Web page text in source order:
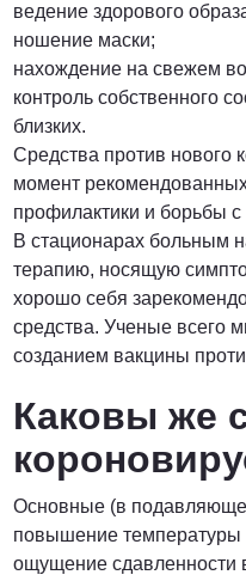
ведение здорового
ношение маски;
нахождение на свежем
контроль собственного
близких.
Средства против нового
момент
профилактики и борьбы
В стационарах больным
терапию, носящую
хорошо себя
средства. Ученые всего
созданием вакцины
Каковы же
Основные (в
повышение температуры
ощущение сдавленности